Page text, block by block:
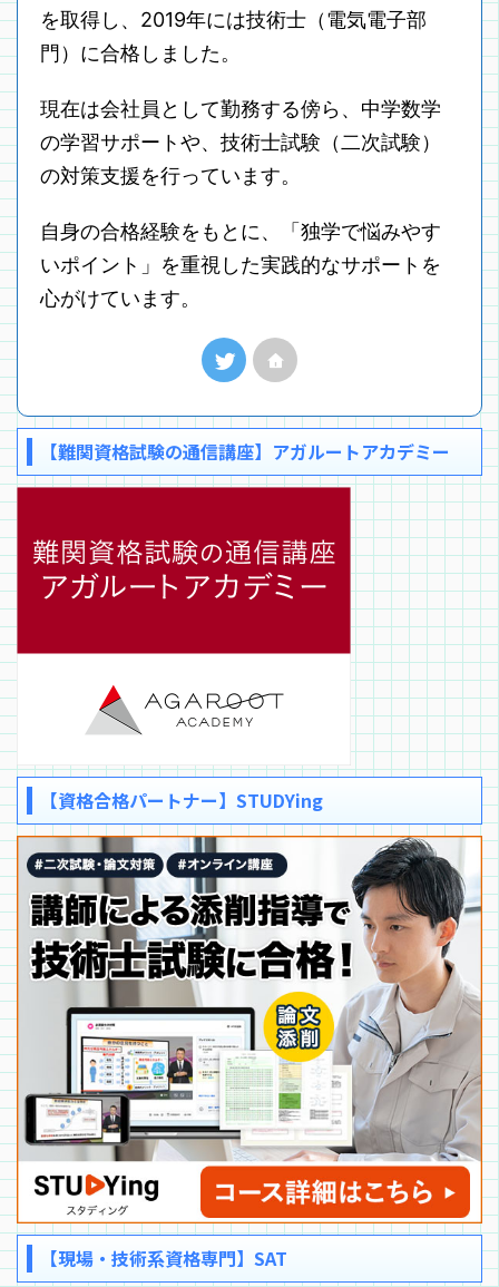
を取得し、2019年には技術士（電気電子部
門）に合格しました。
現在は会社員として勤務する傍ら、中学数学
の学習サポートや、技術士試験（二次試験）
の対策支援を行っています。
自身の合格経験をもとに、「独学で悩みやす
いポイント」を重視した実践的なサポートを
心がけています。
【難関資格試験の通信講座】アガルートアカデミー
【資格合格パートナー】STUDYing
【現場・技術系資格専門】SAT